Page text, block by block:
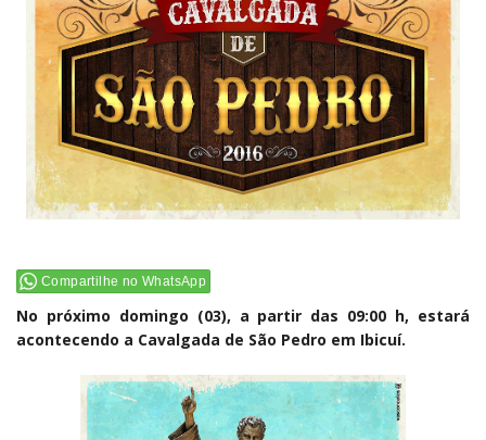
Compartilhe no WhatsApp
No próximo domingo (03), a partir das 09:00 h, estará
acontecendo a Cavalgada de São Pedro em Ibicuí.